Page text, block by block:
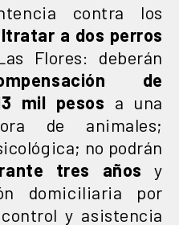
contra los
a dos perros
Flores: deberán
de
mil pesos a una
de animales;
no podrán
tres años y
domiciliaria por
y asistencia